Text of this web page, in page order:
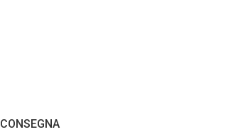
CONSEGNA